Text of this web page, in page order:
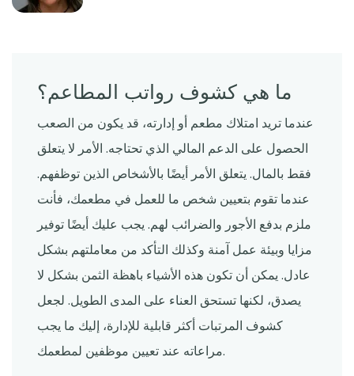
ما هي كشوف رواتب المطاعم؟
عندما تريد امتلاك مطعم أو إدارته، قد يكون من الصعب
الحصول على الدعم المالي الذي تحتاجه. الأمر لا يتعلق
فقط بالمال. يتعلق الأمر أيضًا بالأشخاص الذين توظفهم.
عندما تقوم بتعيين شخص ما للعمل في مطعمك، فأنت
ملزم بدفع الأجور والضرائب لهم. يجب عليك أيضًا توفير
مزايا وبيئة عمل آمنة وكذلك التأكد من معاملتهم بشكل
عادل. يمكن أن تكون هذه الأشياء باهظة الثمن بشكل لا
يصدق، لكنها تستحق العناء على المدى الطويل. لجعل
كشوف المرتبات أكثر قابلية للإدارة، إليك ما يجب
مراعاته عند تعيين موظفين لمطعمك.